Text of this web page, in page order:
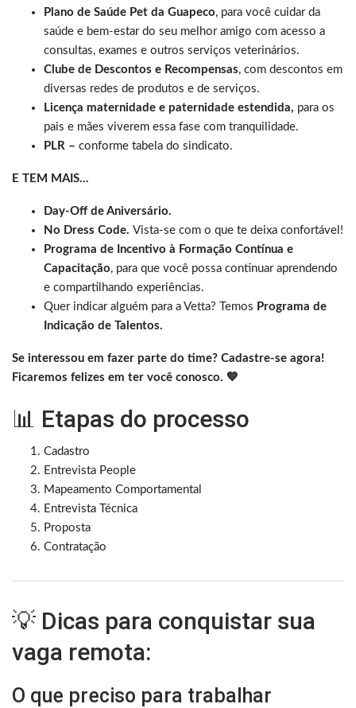
Plano de Saúde Pet da Guapeco, para você cuidar da
saúde e bem-estar do seu melhor amigo com acesso a
consultas, exames e outros serviços veterinários.
Clube de Descontos e Recompensas, com descontos em
diversas redes de produtos e de serviços.
Licença maternidade e paternidade estendida, para os
pais e mães viverem essa fase com tranquilidade.
PLR – conforme tabela do sindicato.
E TEM MAIS…
Day-Off de Aniversário.
No Dress Code. Vista-se com o que te deixa confortável!
Programa de Incentivo à Formação Contínua e
Capacitação, para que você possa continuar aprendendo
e compartilhando experiências.
Quer indicar alguém para a Vetta? Temos Programa de
Indicação de Talentos.
Se interessou em fazer parte do time? Cadastre-se agora!
Ficaremos felizes em ter você conosco. 💙
📊 Etapas do processo
Cadastro
Entrevista People
Mapeamento Comportamental
Entrevista Técnica
Proposta
Contratação
💡 Dicas para conquistar sua
vaga remota:
O que preciso para trabalhar